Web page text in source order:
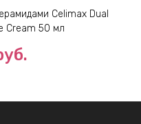
Celimax Dual
Cream 50 мл